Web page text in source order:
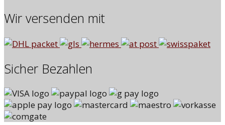
Wir versenden mit
Sicher Bezahlen